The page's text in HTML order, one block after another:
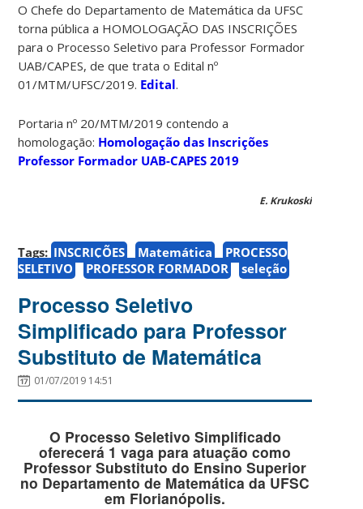
O Chefe do Departamento de Matemática da UFSC
torna pública a HOMOLOGAÇÃO DAS INSCRIÇÕES
para o Processo Seletivo para Professor Formador
UAB/CAPES, de que trata o Edital nº
01/MTM/UFSC/2019. Edital.
Portaria nº 20/MTM/2019 contendo a
homologação: Homologação das Inscrições
Professor Formador UAB-CAPES 2019
E. Krukoski
Tags: INSCRIÇÕES Matemática
PROCESSO
SELETIVO
PROFESSOR FORMADOR seleção
Processo Seletivo
Simplificado para Professor
Substituto de Matemática
01/07/2019 14:51
O Processo Seletivo Simplificado
oferecerá 1 vaga para atuação como
Professor Substituto do Ensino Superior
no Departamento de Matemática da UFSC
em Florianópolis.